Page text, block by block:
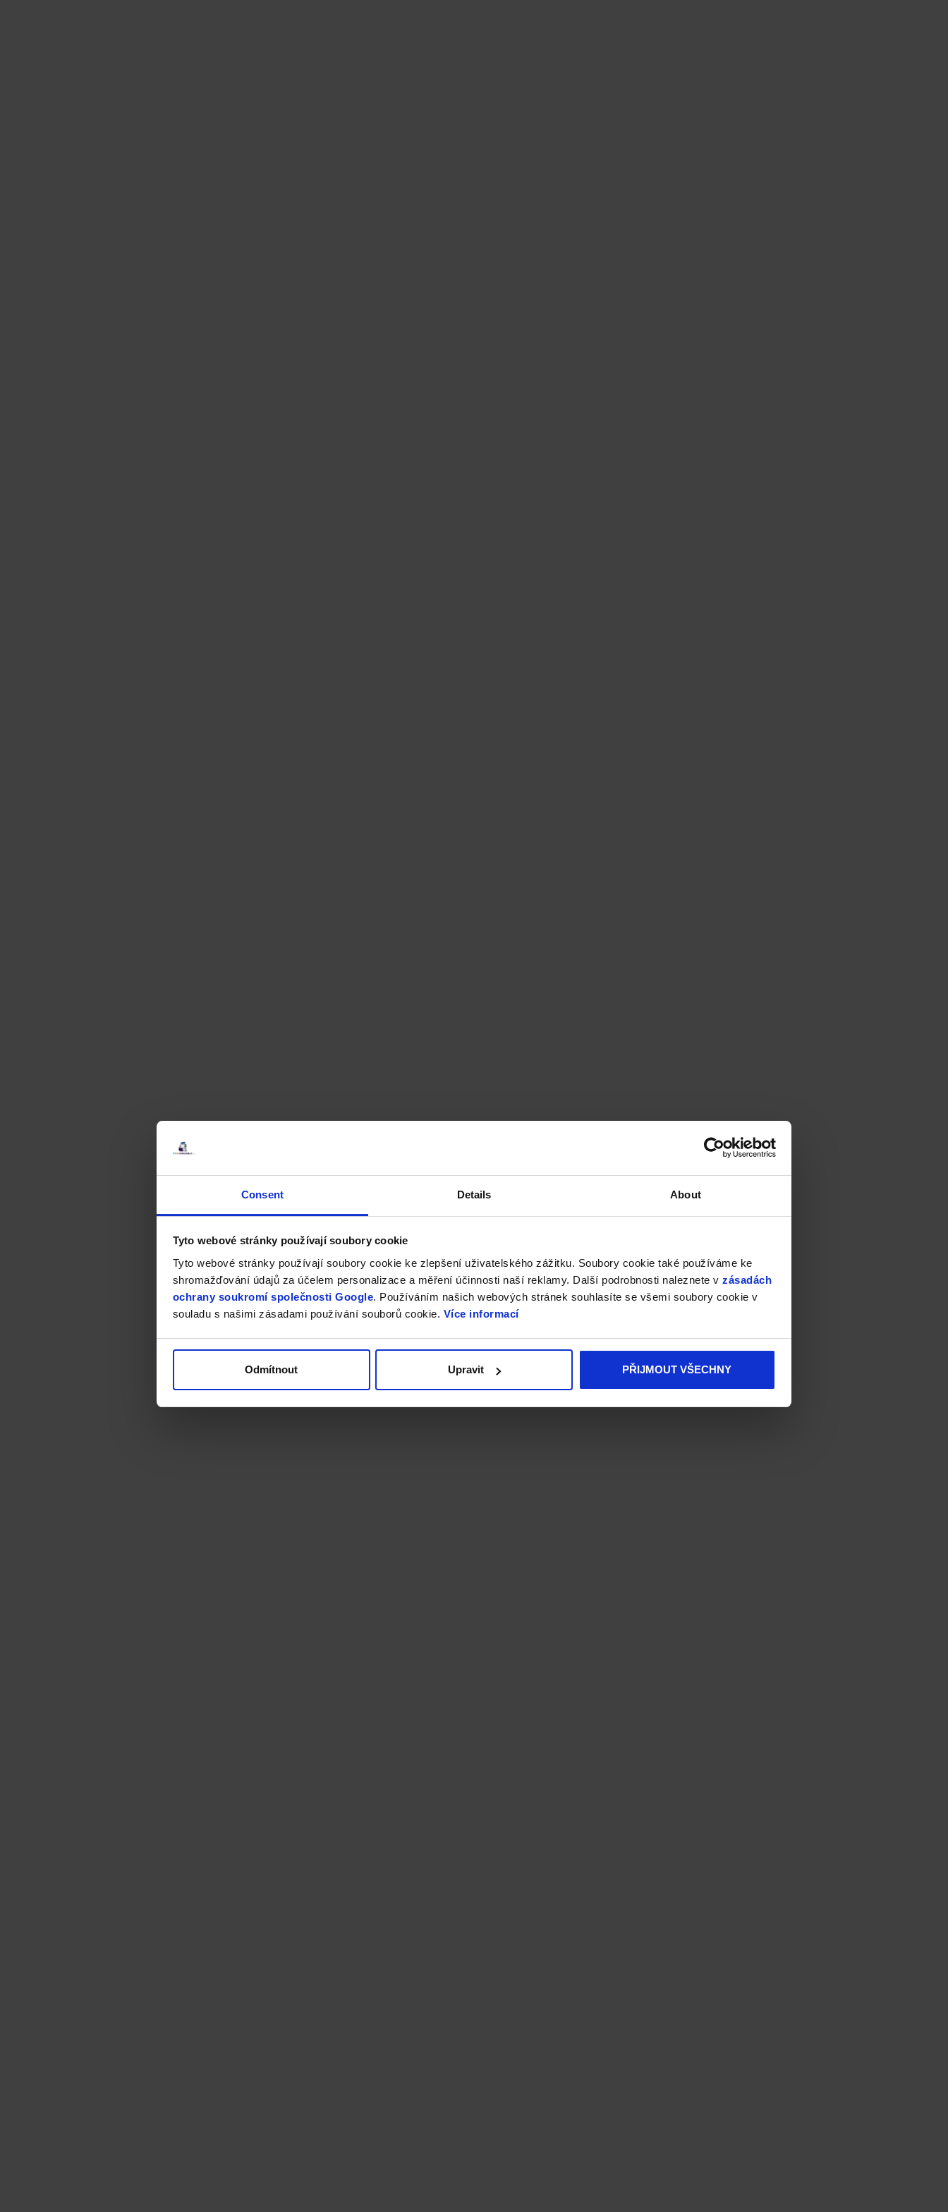
Consent Details About
Tyto webové stránky používají soubory cookie
Tyto webové stránky používají soubory cookie ke zlepšení uživatelského zážitku. Soubory cookie také používáme ke
shromažďování údajů za účelem personalizace a měření účinnosti naší reklamy. Další podrobnosti naleznete v zásadách
ochrany soukromí společnosti Google. Používáním našich webových stránek souhlasíte se všemi soubory cookie v
souladu s našimi zásadami používání souborů cookie. Více informací
Odmítnout Upravit PŘIJMOUT VŠECHNY